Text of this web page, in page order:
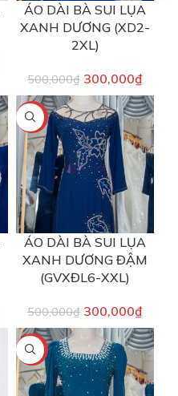
ÁO DÀI BÀ SUI LỤA
XANH DƯƠNG (XD2-
2XL)
500,000₫ 300,000₫
-40%
ÁO DÀI BÀ SUI LỤA
XANH DƯƠNG ĐẬM
(GVXĐL6-XXL)
500,000₫ 300,000₫
-40%